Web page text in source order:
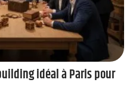
idéal à Paris pour